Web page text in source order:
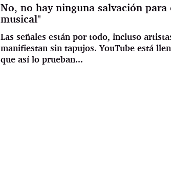
No, no hay ninguna salvación para
musical"
Las señales están por todo, incluso
manifiestan sin tapujos. YouTube está
que así lo prueban...